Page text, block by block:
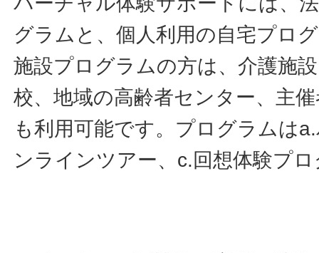
グラムと、個人利用の自宅プロ
施設プログラムの方は、介護施
校、地域の高齢者センター、主
も利用可能です。プログラムは
ンラインツアー、c.回想体験プ